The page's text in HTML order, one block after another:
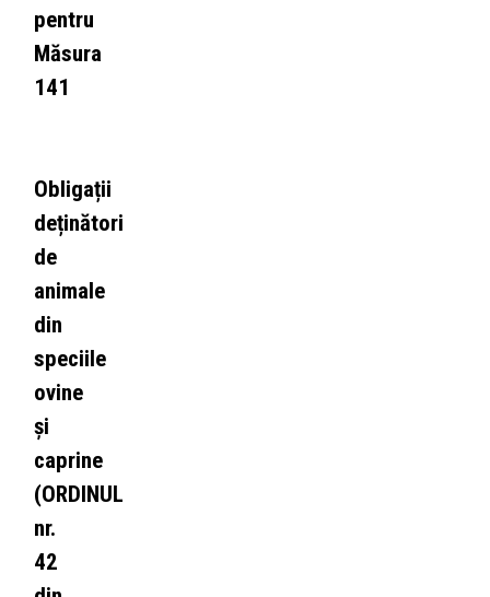
pentru
Măsura
141
Obligații
deținători
de
animale
din
speciile
ovine
și
caprine
(ORDINUL
nr.
42